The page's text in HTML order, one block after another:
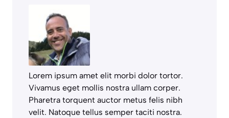
Lorem ipsum amet elit morbi dolor tortor.
Vivamus eget mollis nostra ullam corper.
Pharetra torquent auctor metus felis nibh
velit. Natoque tellus semper taciti nostra.